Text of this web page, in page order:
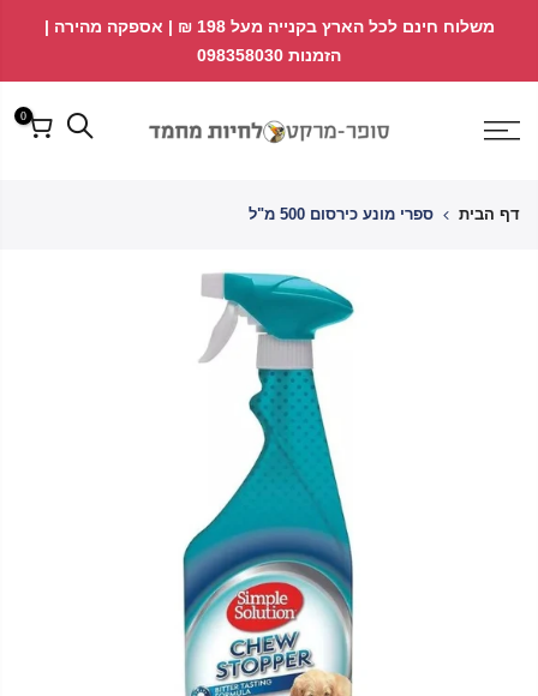
פתח ווידג'ט נגישות
משלוח חינם לכל הארץ בקנייה מעל 198 ₪ | אספקה מהירה |
הזמנות 098358030
0
דף הבית ספרי מונע כירסום 500 מ"ל